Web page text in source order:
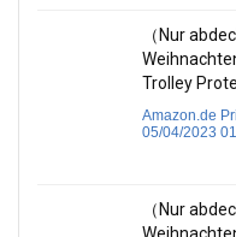
（Nur
Trolley
Amazon.de
05/04/2023
（Nur